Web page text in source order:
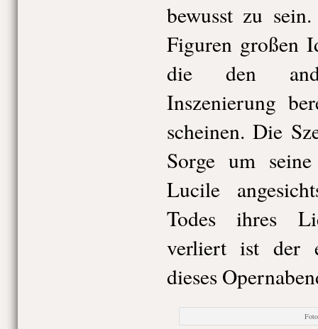
bewusst zu
Figuren großen
die den
Inszenierung
scheinen. Die
Sorge um
Lucile
Todes ihres
verliert ist der
dieses